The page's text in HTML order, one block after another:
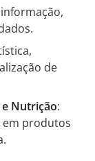
de
e Nutrição:
em produtos